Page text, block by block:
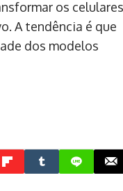
os celulares
A tendência é que
dos modelos